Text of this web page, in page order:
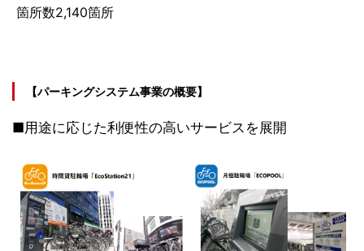
箇所数2,140箇所
【パーキングシステム事業の概要】
■用途に応じた利便性の高いサービスを展開